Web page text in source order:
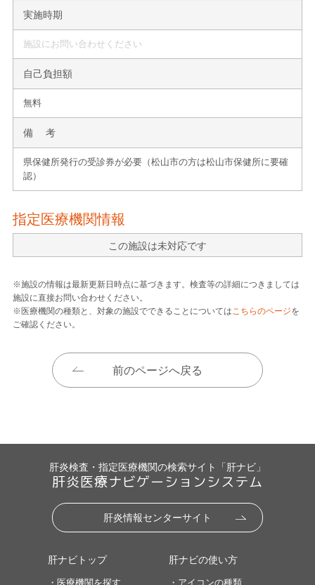
実施時期
施設にお問い合わせください
自己負担額
無料
備 考
県保健所発行の受診券が必要（松山市の方は松山市保健所に要確
認）
指定医療機関情報
この施設は未対応です
※施設の情報は最新更新日時点に基づきます。検査等の詳細につきましては
施設に直接お問い合わせください。
※医療機関の種類と、対象の施設でできることについてはこちらのページを
ご確認ください。
前のページへ戻る
肝炎検査・指定医療機関の検索サイト「肝ナビ」
肝炎医療ナビゲーションシステム
肝炎情報センターサイト
肝ナビトップ
・医療機関を探す
肝ナビの使い方
・アイコンの種類